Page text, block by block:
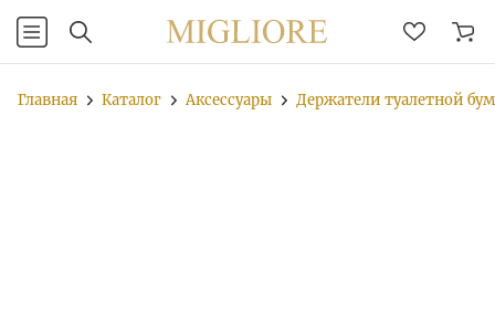
Главная Каталог Аксессуары Держатели туалетной